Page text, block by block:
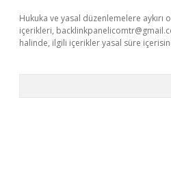
Hukuka ve yasal düzenlemelere
içerikleri,
halinde, ilgili içerikler yasal süre